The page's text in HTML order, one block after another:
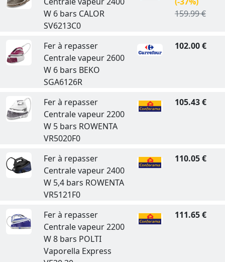
W 6 bars CALOR
SV6213C0
159.99 €
Fer à repasser
Centrale vapeur 2600
W 6 bars BEKO
SGA6126R
102.00 €
Fer à repasser
Centrale vapeur 2200
W 5 bars ROWENTA
VR5020F0
105.43 €
Fer à repasser
Centrale vapeur 2400
W 5,4 bars ROWENTA
VR5121F0
110.05 €
Fer à repasser
Centrale vapeur 2200
W 8 bars POLTI
Vaporella Express
111.65 €